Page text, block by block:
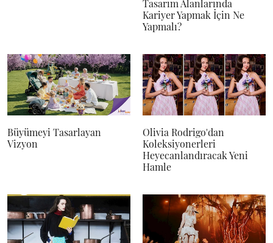
Tasarım Alanlarında
Kariyer Yapmak İçin Ne
Yapmalı?
Büyümeyi Tasarlayan
Vizyon
Olivia Rodrigo'dan
Koleksiyonerleri
Heyecanlandıracak Yeni
Hamle